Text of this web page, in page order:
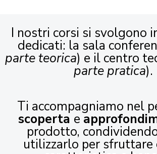
I nostri corsi si svolgono
dedicati: la sala
parte teorica) e il centro
parte pratica).
Ti accompagniamo nel
scoperta e
prodotto,
utilizzarlo per sfruttare